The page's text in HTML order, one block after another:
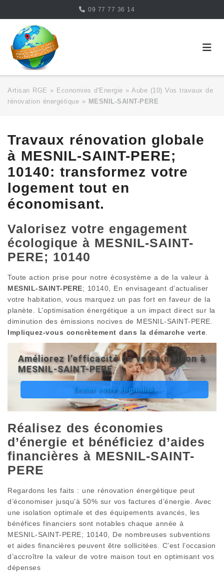
content
09 77 77 36 14
Artisan RGE » Economies d'Energie » Aube (10) Vos travaux de
rénovation énergétique » MESNIL-SAINT-PERE
Travaux rénovation globale
à MESNIL-SAINT-PERE;
10140: transformez votre
logement tout en
économisant.
Valorisez votre engagement
écologique à MESNIL-SAINT-
PERE; 10140
Toute action prise pour notre écosystème a de la valeur à
MESNIL-SAINT-PERE; 10140, En envisageant d’actualiser
votre habitation, vous marquez un pas fort en faveur de la
planète. L’optimisation énergétique a un impact direct sur la
diminution des émissions nocives de MESNIL-SAINT-PERE.
Impliquez-vous concrètement dans la démarche verte
Améliorez l’efficacité de votre maison à
MESNIL-SAINT-PERE
Tester votre éligibilité.
Réalisez des économies
d’énergie et bénéficiez d’aides
financières à MESNIL-SAINT-
PERE
Regardons les faits : une rénovation énergétique peut
d’économiser jusqu’à 50% sur vos factures d’énergie. Avec
une isolation optimale et des équipements avancés, les
bénéfices financiers sont notables chaque année à
MESNIL-SAINT-PERE; 10140, De nombreuses subventions
et aides financières peuvent être sollicitées. C’est l’occasion
d’accroître la valeur de votre maison tout en optimisant vos
dépenses